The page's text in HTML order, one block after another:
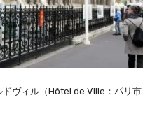
ドヴィル（Hôtel de Ville：パリ市